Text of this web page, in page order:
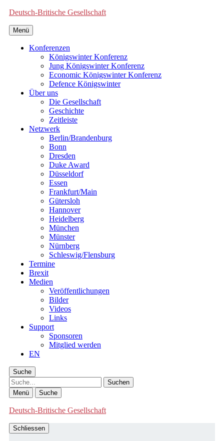
Deutsch-Britische Gesellschaft
Menü
Konferenzen
Königswinter Konferenz
Jung Königswinter Konferenz
Economic Königswinter Konferenz
Defence Königswinter
Über uns
Die Gesellschaft
Geschichte
Zeitleiste
Netzwerk
Berlin/Brandenburg
Bonn
Dresden
Duke Award
Düsseldorf
Essen
Frankfurt/Main
Gütersloh
Hannover
Heidelberg
München
Münster
Nürnberg
Schleswig/Flensburg
Termine
Brexit
Medien
Veröffentlichungen
Bilder
Videos
Links
Support
Sponsoren
Mitglied werden
EN
Suche
Suche
Menü Suche
Deutsch-Britische Gesellschaft
Schliessen